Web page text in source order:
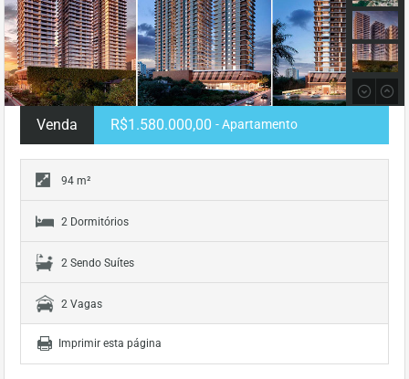
Venda R$1.580.000,00 - Apartamento
94 m²
2 Dormitórios
2 Sendo Suítes
2 Vagas
Imprimir esta página